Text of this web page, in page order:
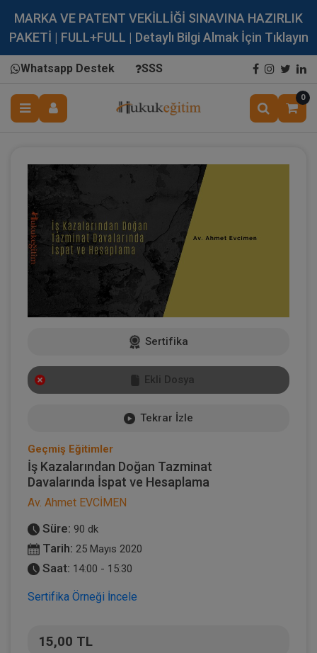
MARKA VE PATENT VEKİLLİĞİ SINAVINA HAZIRLIK
PAKETİ | FULL+FULL | Detaylı Bilgi Almak İçin Tıklayın
Whatsapp Destek SSS
0
Sertifika
Ekli Dosya
Tekrar İzle
Geçmiş Eğitimler
İş Kazalarından Doğan Tazminat
Davalarında İspat ve Hesaplama
Av. Ahmet EVCİMEN
Süre: 90 dk
Tarih: 25 Mayıs 2020
Saat: 14:00 - 15:30
Sertifika Örneği İncele
15,00 TL